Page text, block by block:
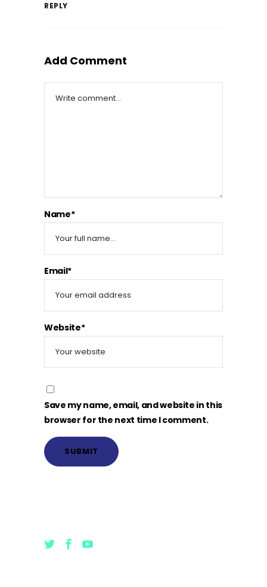
REPLY
Add Comment
Name*
Email*
Website*
Save my name, email, and website in this
browser for the next time I comment.